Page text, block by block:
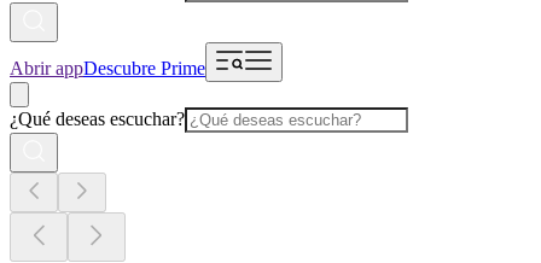
Abrir appDescubre Prime
¿Qué deseas escuchar?